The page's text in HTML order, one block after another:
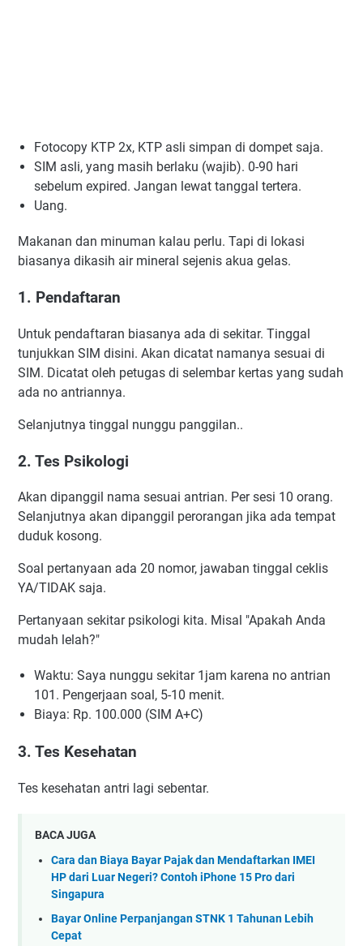
Fotocopy KTP 2x, KTP asli simpan di dompet saja.
SIM asli, yang masih berlaku (wajib). 0-90 hari
sebelum expired. Jangan lewat tanggal tertera.
Uang.
Makanan dan minuman kalau perlu. Tapi di lokasi
biasanya dikasih air mineral sejenis akua gelas.
1. Pendaftaran
Untuk pendaftaran biasanya ada di sekitar. Tinggal
tunjukkan SIM disini. Akan dicatat namanya sesuai di
SIM. Dicatat oleh petugas di selembar kertas yang sudah
ada no antriannya.
Selanjutnya tinggal nunggu panggilan..
2. Tes Psikologi
Akan dipanggil nama sesuai antrian. Per sesi 10 orang.
Selanjutnya akan dipanggil perorangan jika ada tempat
duduk kosong.
Soal pertanyaan ada 20 nomor, jawaban tinggal ceklis
YA/TIDAK saja.
Pertanyaan sekitar psikologi kita. Misal "Apakah Anda
mudah lelah?"
Waktu: Saya nunggu sekitar 1jam karena no antrian
101. Pengerjaan soal, 5-10 menit.
Biaya: Rp. 100.000 (SIM A+C)
3. Tes Kesehatan
Tes kesehatan antri lagi sebentar.
BACA JUGA
Cara dan Biaya Bayar Pajak dan Mendaftarkan IMEI
HP dari Luar Negeri? Contoh iPhone 15 Pro dari
Singapura
Bayar Online Perpanjangan STNK 1 Tahunan Lebih
Cepat